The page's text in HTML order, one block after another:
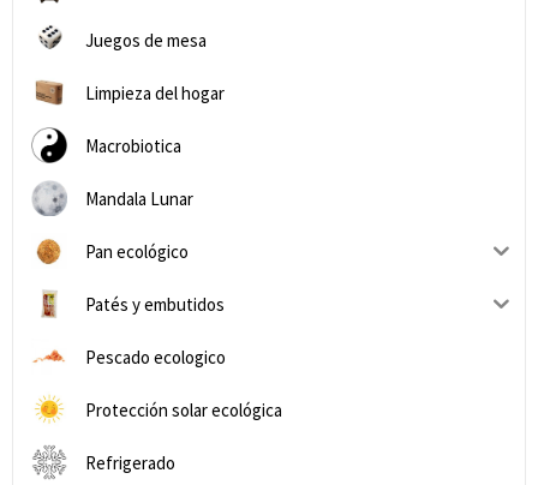
Juegos de mesa
Limpieza del hogar
Macrobiotica
Mandala Lunar
Pan ecológico
Patés y embutidos
Pescado ecologico
Protección solar ecológica
Refrigerado